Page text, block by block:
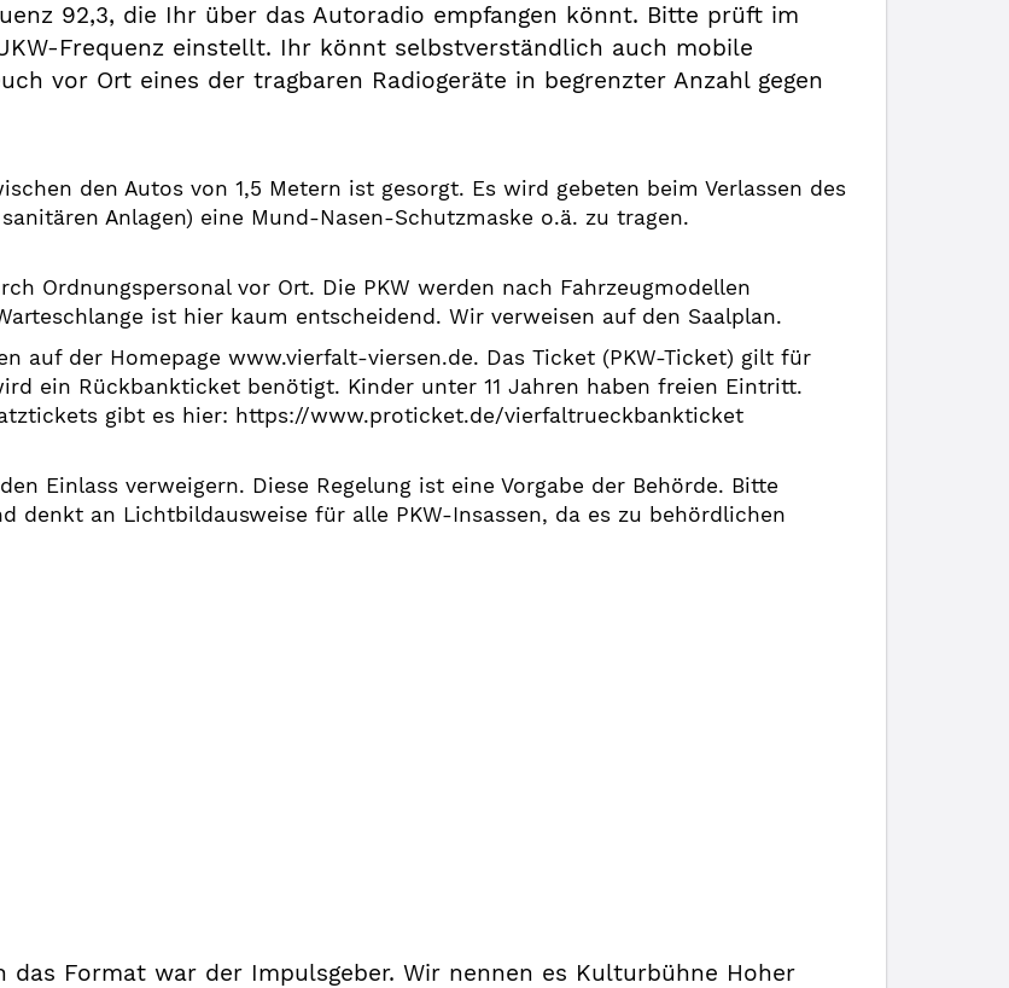
92,3, die Ihr über das Autoradio empfangen könnt. Bitte prüft im
Frequenz einstellt. Ihr könnt selbstverständlich auch mobile
vor Ort eines der tragbaren Radiogeräte in begrenzter Anzahl gegen
den Autos von 1,5 Metern ist gesorgt. Es wird gebeten beim Verlassen des
Anlagen) eine Mund-Nasen-Schutzmaske o.ä. zu tragen.
Ordnungspersonal vor Ort. Die PKW werden nach Fahrzeugmodellen
ist hier kaum entscheidend. Wir verweisen auf den Saalplan.
auf der Homepage www.vierfalt-viersen.de. Das Ticket (PKW-Ticket) gilt für
ein Rückbankticket benötigt. Kinder unter 11 Jahren haben freien Eintritt.
gibt es hier: https://www.proticket.de/vierfaltrueckbankticket
Einlass verweigern. Diese Regelung ist eine Vorgabe der Behörde. Bitte
denkt an Lichtbildausweise für alle PKW-Insassen, da es zu behördlichen
das Format war der Impulsgeber. Wir nennen es Kulturbühne Hoher